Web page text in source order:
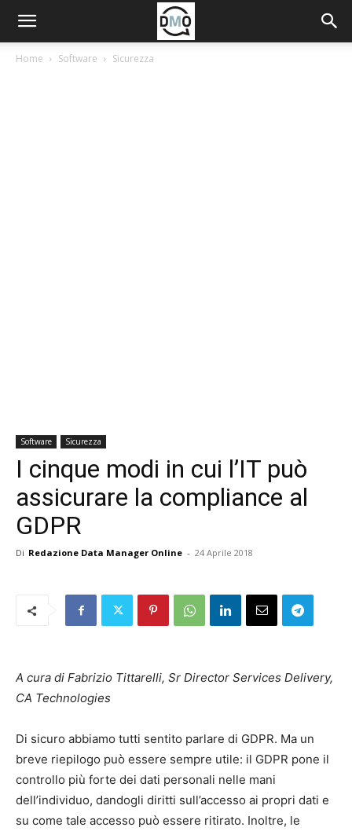
Home Software Sicurezza
Software Sicurezza
I cinque modi in cui l’IT può
assicurare la compliance al
GDPR
Di Redazione Data Manager Online - 24 Aprile 2018
A cura di Fabrizio Tittarelli, Sr Director Services Delivery,
CA Technologies
Di sicuro abbiamo tutti sentito parlare di GDPR. Ma un
breve riepilogo può essere sempre utile: il GDPR pone il
controllo più forte dei dati personali nelle mani
dell’individuo, dandogli diritti sull’accesso ai propri dati e
su come tale accesso può essere ritirato. Inoltre, le